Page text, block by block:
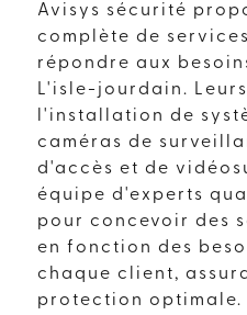
Avisys sécurité
complète de
répondre aux
L'isle-jourdain.
l'installation de
caméras de
d'accès et de
équipe d'experts
pour concevoir des
en fonction des
chaque client,
protection optimale.